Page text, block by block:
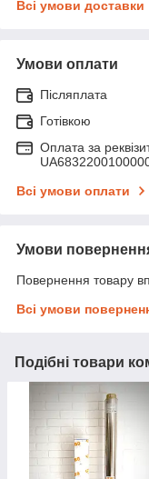
Всі умови доставки
Умови оплати
Післяплата
Готівкою
Оплата за
Всі умови оплати
Умови
Повернення товару
Всі умови
Подібні товари